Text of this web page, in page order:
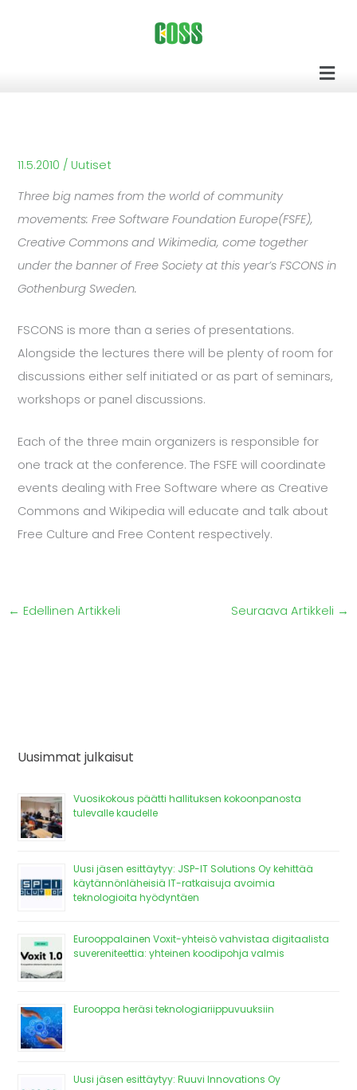
11.5.2010 / Uutiset
Three big names from the world of community
movements: Free Software Foundation Europe(FSFE),
Creative Commons and Wikimedia, come together
under the banner of Free Society at this year’s FSCONS in
Gothenburg Sweden.
FSCONS is more than a series of presentations.
Alongside the lectures there will be plenty of room for
discussions either self initiated or as part of seminars,
workshops or panel discussions.
Each of the three main organizers is responsible for
one track at the conference. The FSFE will coordinate
events dealing with Free Software where as Creative
Commons and Wikipedia will educate and talk about
Free Culture and Free Content respectively.
← Edellinen Artikkeli Seuraava Artikkeli →
Uusimmat julkaisut
Vuosikokous päätti hallituksen kokoonpanosta
tulevalle kaudelle
Uusi jäsen esittäytyy: JSP-IT Solutions Oy kehittää
käytännönläheisiä IT-ratkaisuja avoimia
teknologioita hyödyntäen
Eurooppalainen Voxit-yhteisö vahvistaa digitaalista
suvereniteettia: yhteinen koodipohja valmis
Eurooppa heräsi teknologiariippuvuuksiin
Uusi jäsen esittäytyy: Ruuvi Innovations Oy